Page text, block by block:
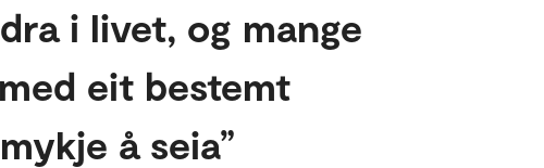
i livet, og mange
eit bestemt
å seia